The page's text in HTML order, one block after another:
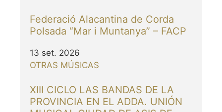
Federació Alacantina de Corda
Polsada “Mar i Muntanya” – FACP
13 set. 2026
OTRAS MÚSICAS
XIII CICLO LAS BANDAS DE LA
PROVINCIA EN EL ADDA. UNIÓN